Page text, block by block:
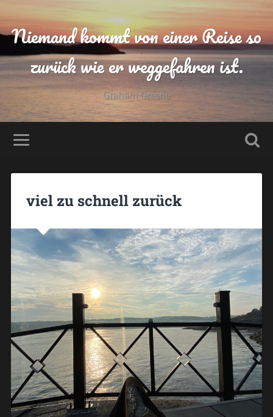
Niemand kommt von einer Reise so
zurück wie er weggefahren ist.
Graham Greene
viel zu schnell zurück